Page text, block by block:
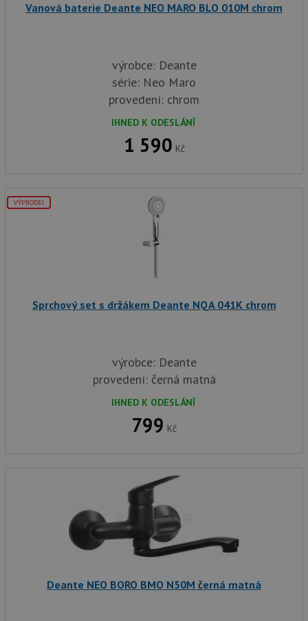
Vanová baterie Deante NEO MARO BLO 010M chrom
výrobce: Deante
série: Neo Maro
provedení: chrom
IHNED K ODESLÁNÍ
1 590 Kč
VÝPRODEJ
Sprchový set s držákem Deante NQA 041K chrom
výrobce: Deante
provedení: černá matná
IHNED K ODESLÁNÍ
799 Kč
Deante NEO BORO BMO N50M černá matná